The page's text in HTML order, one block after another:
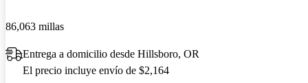
86,063 millas
Entrega a domicilio desde Hillsboro, OR
El precio incluye envío de $2,164